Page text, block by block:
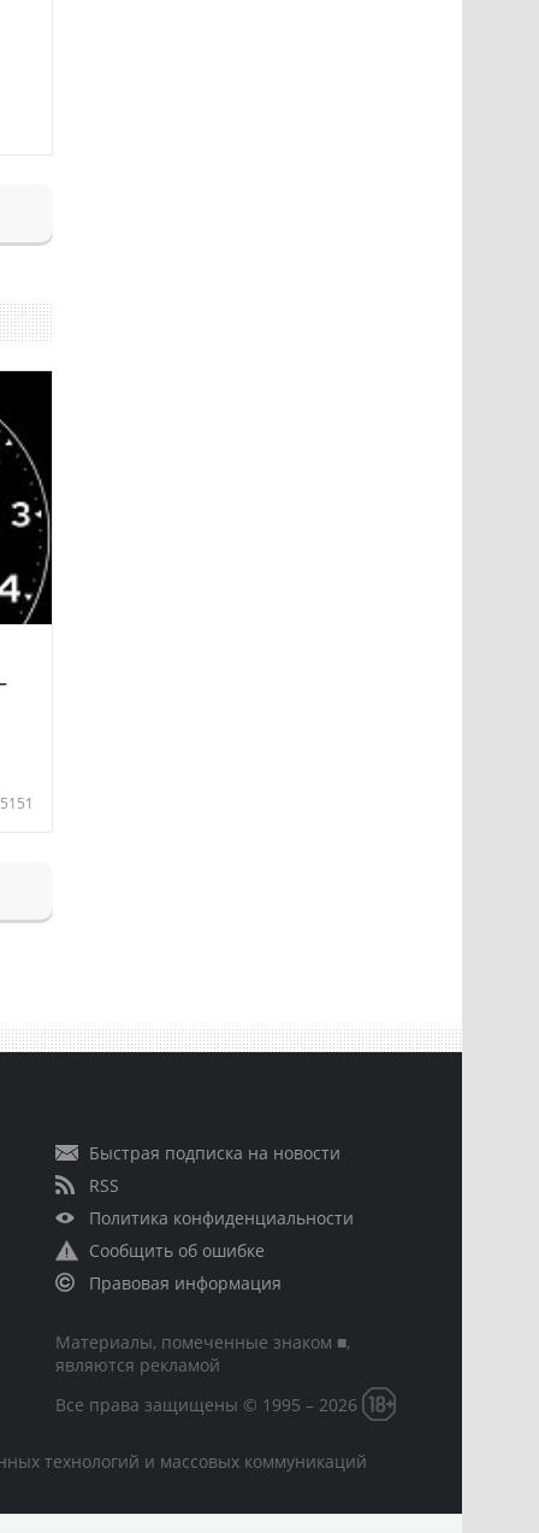
5151
Быстрая подписка на новости
RSS
Политика конфиденциальности
Сообщить об ошибке
Правовая информация
Материалы, помеченные знаком ■,
являются рекламой
Все права защищены © 1995 – 2026
технологий и массовых коммуникаций